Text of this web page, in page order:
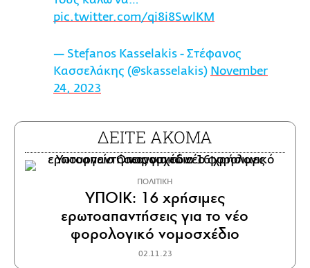
pic.twitter.com/qi8i8SwlKM
— Stefanos Kasselakis - Στέφανος
Κασσελάκης (@skasselakis) November
24, 2023
ΔΕΙΤΕ ΑΚΟΜΑ
ΠΟΛΙΤΙΚΗ
ΥΠΟΙΚ: 16 χρήσιμες
ερωτοαπαντήσεις για το νέο
φορολογικό νομοσχέδιο
02.11.23